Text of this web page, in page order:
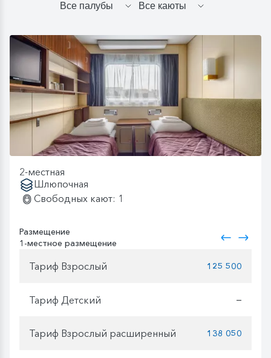
2-местная
Шлюпочная
Свободных кают: 1
Размещение
1-местное размещение
Тариф Взрослый 125 500
Тариф Детский —
Тариф Взрослый расширенный 138 050